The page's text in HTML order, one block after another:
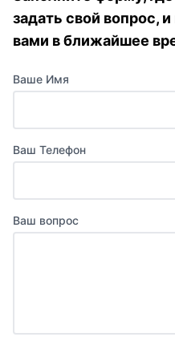
задать свой вопрос,
вами в ближайшее
Ваше Имя
Ваш Телефон
Ваш вопрос